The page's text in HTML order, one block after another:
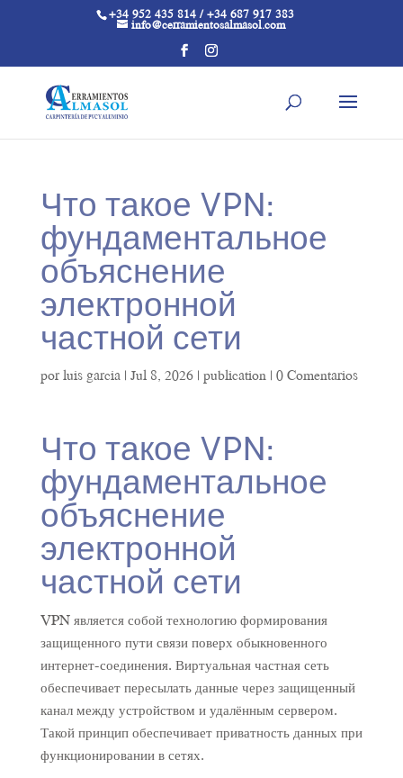
+34 952 435 814 / +34 687 917 383
info@cerramientosalmasol.com
Что такое VPN:
фундаментальное
объяснение
электронной
частной сети
porluis garcia| Jul 8, 2026| publication| 0 Comentarios
Что такое VPN:
фундаментальное
объяснение
электронной
частной сети
VPN является собой технологию формирования
защищенного пути связи поверх обыкновенного
интернет-соединения. Виртуальная частная сеть
обеспечивает пересылать данные через защищенный
канал между устройством и удалённым сервером.
Такой принцип обеспечивает приватность данных при
функционировании в сетях.